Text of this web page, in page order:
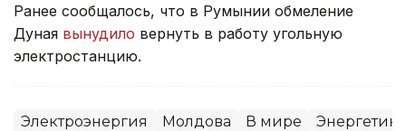
Ранее сообщалось, что в Румынии обмеление
Дуная вынудило вернуть в работу угольную
электростанцию.
Электроэнергия Молдова В мире Энергетика